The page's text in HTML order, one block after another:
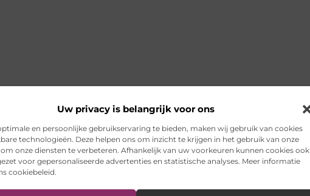
Uw privacy is belangrijk voor ons
en persoonlijke gebruikservaring te bieden, maken wij gebruik van cookies
technologieën. Deze helpen ons om inzicht te krijgen in het gebruik van onze
onze diensten te verbeteren. Afhankelijk van uw voorkeuren kunnen cookies ook
voor gepersonaliseerde advertenties en statistische analyses. Meer informatie
cookiebeleid.